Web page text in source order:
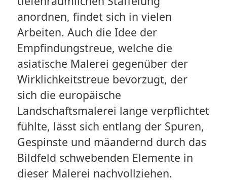
anordnen, findet sich in vielen
Arbeiten. Auch die Idee der
Empfindungstreue, welche die
asiatische Malerei gegenüber der
Wirklichkeitstreue bevorzugt, der
sich die europäische
Landschaftsmalerei lange verpflichtet
fühlte, lässt sich entlang der Spuren,
Gespinste und mäandernd durch das
Bildfeld schwebenden Elemente in
dieser Malerei nachvollziehen.